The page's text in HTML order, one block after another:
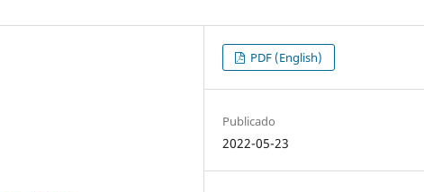
PDF (English)
Publicado
2022-05-23